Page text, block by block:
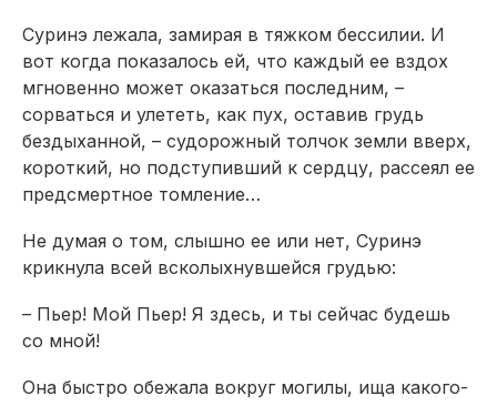
Суринэ лежала, замирая в тяжком бессилии. И
вот когда показалось ей, что каждый ее вздох
мгновенно может оказаться последним, –
сорваться и улететь, как пух, оставив грудь
бездыханной, – судорожный толчок земли вверх,
короткий, но подступивший к сердцу, рассеял ее
предсмертное томление…
Не думая о том, слышно ее или нет, Суринэ
крикнула всей всколыхнувшейся грудью:
– Пьер! Мой Пьер! Я здесь, и ты сейчас будешь
со мной!
Она быстро обежала вокруг могилы, ища какого-